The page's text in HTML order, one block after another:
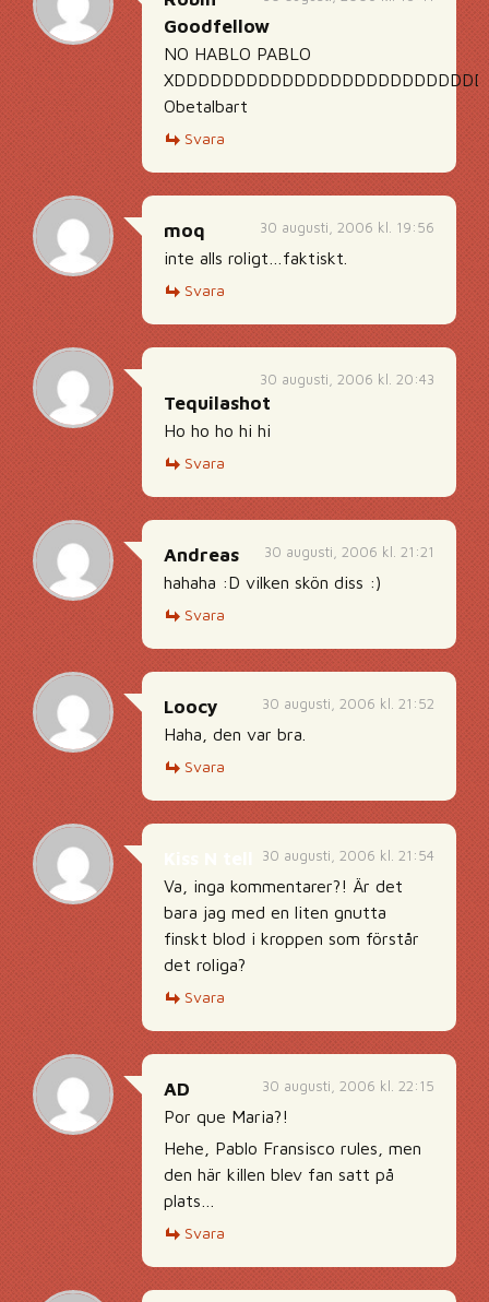
Goodfellow
NO HABLO PABLO
Obetalbart
Svara
30 augusti, 2006 kl. 19:56
moq
inte alls roligt…faktiskt.
Svara
30 augusti, 2006 kl. 20:43
Tequilashot
Ho ho ho hi hi
Svara
30 augusti, 2006 kl. 21:21
Andreas
hahaha :D vilken skön diss :)
Svara
30 augusti, 2006 kl. 21:52
Loocy
Haha, den var bra.
Svara
30 augusti, 2006 kl. 21:54
Va, inga kommentarer?! Är det
bara jag med en liten gnutta
finskt blod i kroppen som förstår
det roliga?
Svara
30 augusti, 2006 kl. 22:15
AD
Por que Maria?!
Hehe, Pablo Fransisco rules, men
den här killen blev fan satt på
plats…
Svara